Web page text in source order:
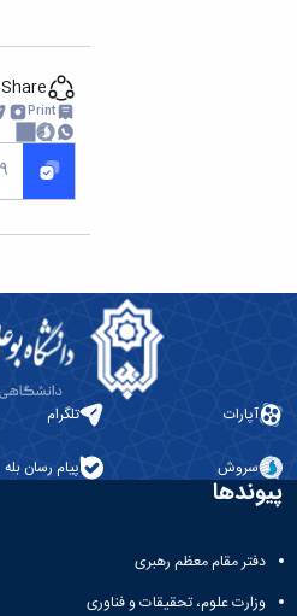
Share
Print
آپارات تلگرام
سروش پیام رسان بله
پیوندها
دفتر مقام معظم رهبری
وزارت علوم، تحقیقات و فناوری